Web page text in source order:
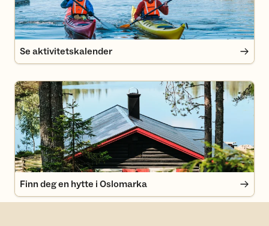
Se aktivitetskalender
Finn deg en hytte i Oslomarka
Finn deg en hytte i Oslomarka